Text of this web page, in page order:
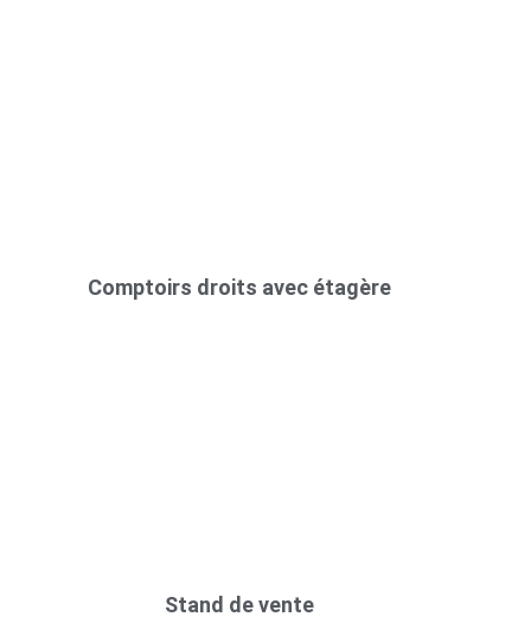
Comptoirs droits avec étagère
Stand de vente